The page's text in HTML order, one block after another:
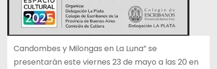
Candombes y Milongas en La Luna” se
presentarán este viernes 23 de mayo a las 20 en